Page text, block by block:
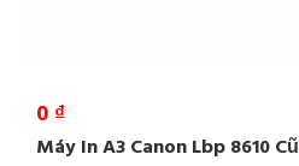
0 ₫
Máy In A3 Canon Lbp 8610 Cũ